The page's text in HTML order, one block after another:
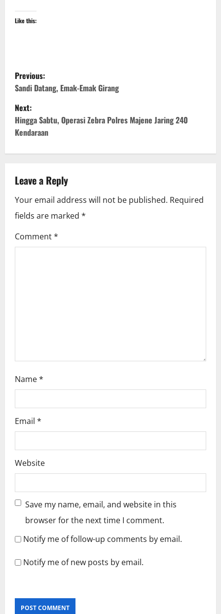
Like this:
P
o
s
t
n
a
v
i
g
Previous:
Sandi Datang, Emak-Emak Girang
Next:
Hingga Sabtu, Operasi Zebra Polres Majene Jaring 240
Kendaraan
Leave a Reply
Your email address will not be published. Required
fields are marked *
Comment*
Name*
Email *
Website
Save my name, email, and website in this
browser for the next time I comment.
Notify me of follow-up comments by email.
Notify me of new posts by email.